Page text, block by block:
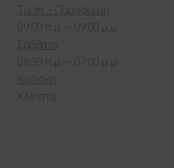
Τρίτη – Παρασκευή
09:00 π.μ. – 09:00 μ.μ.
Σάββατο
08:30 π.μ. – 07:00 μ.μ.
Κυριακή
Κλειστά